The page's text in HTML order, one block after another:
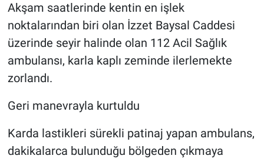
Akşam saatlerinde kentin en işlek
noktalarından biri olan İzzet Baysal Caddesi
üzerinde seyir halinde olan 112 Acil Sağlık
ambulansı, karla kaplı zeminde ilerlemekte
zorlandı.
Geri manevrayla kurtuldu
Karda lastikleri sürekli patinaj yapan ambulans,
dakikalarca bulunduğu bölgeden çıkmaya